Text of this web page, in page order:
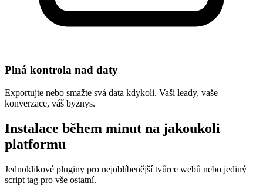
Plná kontrola nad daty
Exportujte nebo smažte svá data kdykoli. Vaši leady, vaše
konverzace, váš byznys.
Instalace během minut na jakoukoli
platformu
Jednoklikové pluginy pro nejoblíbenější tvůrce webů nebo jediný
script tag pro vše ostatní.